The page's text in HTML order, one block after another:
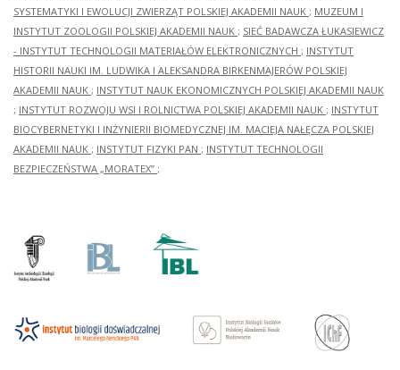
SYSTEMATYKI I EWOLUCJI ZWIERZĄT POLSKIEJ AKADEMII NAUK ; MUZEUM I
INSTYTUT ZOOLOGII POLSKIEJ AKADEMII NAUK ; SIEĆ BADAWCZA ŁUKASIEWICZ
- INSTYTUT TECHNOLOGII MATERIAŁÓW ELEKTRONICZNYCH ; INSTYTUT
HISTORII NAUKI IM. LUDWIKA I ALEKSANDRA BIRKENMAJERÓW POLSKIEJ
AKADEMII NAUK ; INSTYTUT NAUK EKONOMICZNYCH POLSKIEJ AKADEMII NAUK
; INSTYTUT ROZWOJU WSI I ROLNICTWA POLSKIEJ AKADEMII NAUK ; INSTYTUT
BIOCYBERNETYKI I INŻYNIERII BIOMEDYCZNEJ IM. MACIEJA NAŁĘCZA POLSKIEJ
AKADEMII NAUK ; INSTYTUT FIZYKI PAN ; INSTYTUT TECHNOLOGII
BEZPIECZEŃSTWA „MORATEX” ;